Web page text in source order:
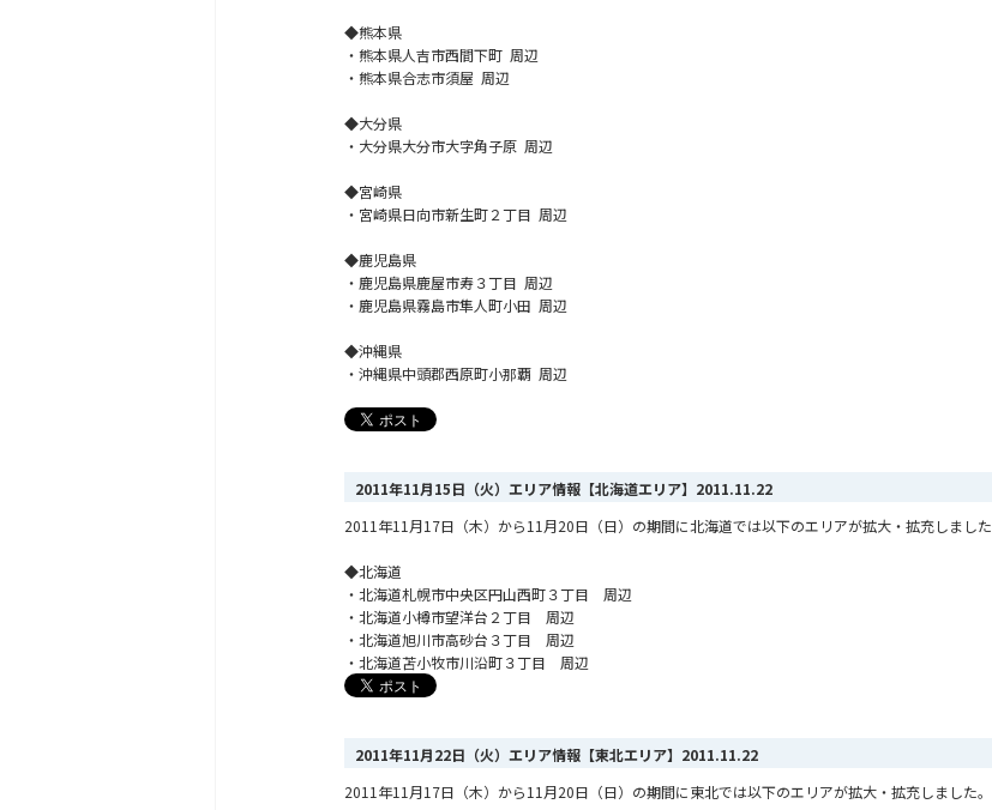
◆熊本県
・熊本県人吉市西間下町 周辺
・熊本県合志市須屋 周辺
◆大分県
・大分県大分市大字角子原 周辺
◆宮崎県
・宮崎県日向市新生町２丁目 周辺
◆鹿児島県
・鹿児島県鹿屋市寿３丁目 周辺
・鹿児島県霧島市隼人町小田 周辺
◆沖縄県
・沖縄県中頭郡西原町小那覇 周辺
2011年11月15日（火）エリア情報【北海道エリア】 2011.11.22
2011年11月17日（木）から11月20日（日）の期間に北海道では以下のエリアが拡大・拡充しました
◆北海道
・北海道札幌市中央区円山西町３丁目 周辺
・北海道小樽市望洋台２丁目 周辺
・北海道旭川市高砂台３丁目 周辺
・北海道苫小牧市川沿町３丁目 周辺
2011年11月22日（火）エリア情報【東北エリア】 2011.11.22
2011年11月17日（木）から11月20日（日）の期間に東北では以下のエリアが拡大・拡充しました。